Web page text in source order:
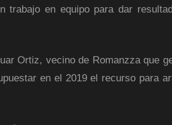
trabajo en equipo para dar
Ortiz, vecino de Romanzza que
en el 2019 el recurso para